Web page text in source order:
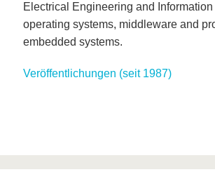
Electrical Engineering and
operating systems, middleware and
embedded systems.
Veröffentlichungen (seit 1987)